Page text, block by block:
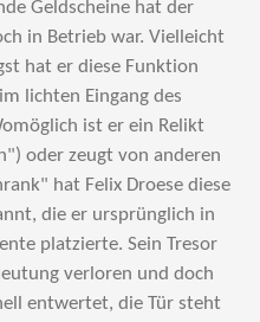
Geldscheine hat der
in Betrieb war. Vielleicht
hat er diese Funktion
lichten Eingang des
ist er ein Relikt
oder zeugt von anderen
hat Felix Droese diese
die er ursprünglich in
platzierte. Sein Tresor
verloren und doch
entwertet, die Tür steht